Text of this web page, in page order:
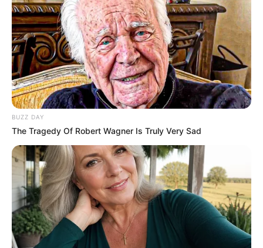
BUZZ DAY
The Tragedy Of Robert Wagner Is Truly Very Sad